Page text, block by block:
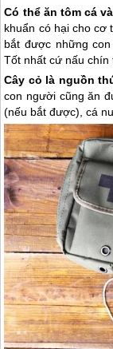
Có thể ăn tôm cá
khuẩn có hại cho cơ
bắt được những
Tốt nhất cứ nấu chín
Cây cỏ là nguồn
con người cũng ăn
(nếu bắt được), cá